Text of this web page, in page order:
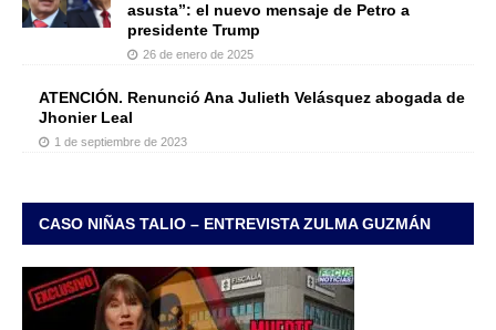
asusta”: el nuevo mensaje de Petro a
presidente Trump
26 de enero de 2025
ATENCIÓN. Renunció Ana Julieth Velásquez abogada de
Jhonier Leal
1 de septiembre de 2023
CASO NIÑAS TALIO – ENTREVISTA ZULMA GUZMÁN